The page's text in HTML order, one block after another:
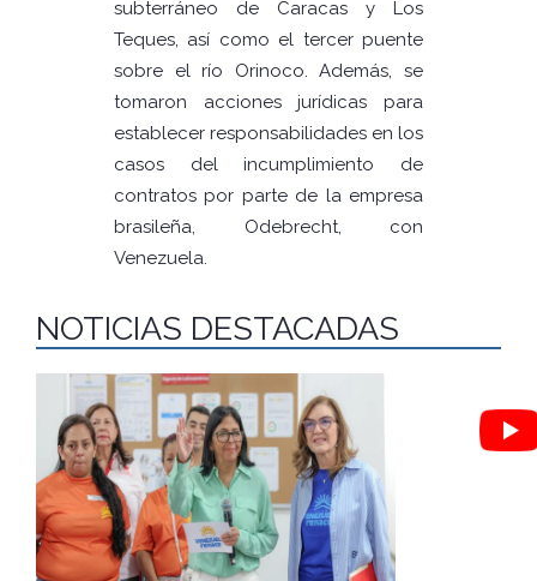
subterráneo de Caracas y Los
Teques, así como el tercer puente
sobre el río Orinoco. Además, se
tomaron acciones jurídicas para
establecer responsabilidades en los
casos del incumplimiento de
contratos por parte de la empresa
brasileña, Odebrecht, con
Venezuela.
NOTICIAS DESTACADAS